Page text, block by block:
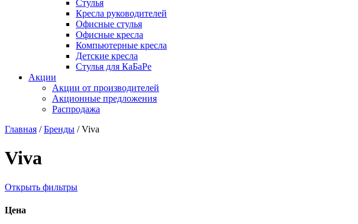
Стулья
Кресла руководителей
Офисные стулья
Офисные кресла
Компьютерные кресла
Детские кресла
Стулья для КаБаРе
Акции
Акции от производителей
Акционные предложения
Распродажа
Главная /Бренды /Viva
Viva
Открыть фильтры
Цена